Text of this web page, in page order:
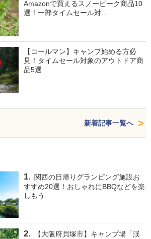
Amazonで買えるスノーピーク商品10
選！一部タイムセール対…
【コールマン】キャンプ始める方必
見！タイムセール対象のアウトドア商
品5選
新着記事一覧へ
関西の日帰りグランピング施設お
すすめ20選！おしゃれにBBQなどを楽
しもう
【大阪府貝塚市】キャンプ場「渓